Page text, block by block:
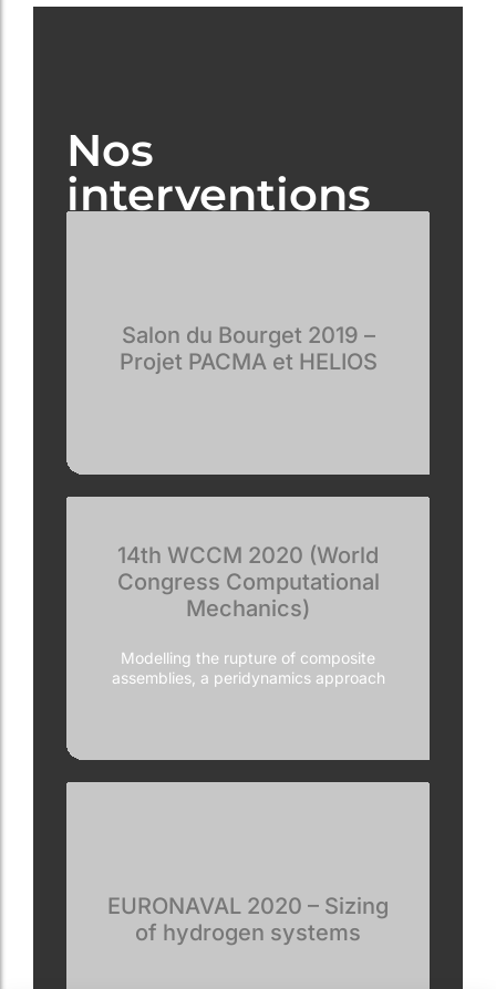
Nos
interventions
Salon du Bourget 2019 –
Projet PACMA et HELIOS
14th WCCM 2020 (World
Congress Computational
Mechanics)
Modelling the rupture of composite
assemblies, a peridynamics approach
EURONAVAL 2020 – Sizing
of hydrogen systems